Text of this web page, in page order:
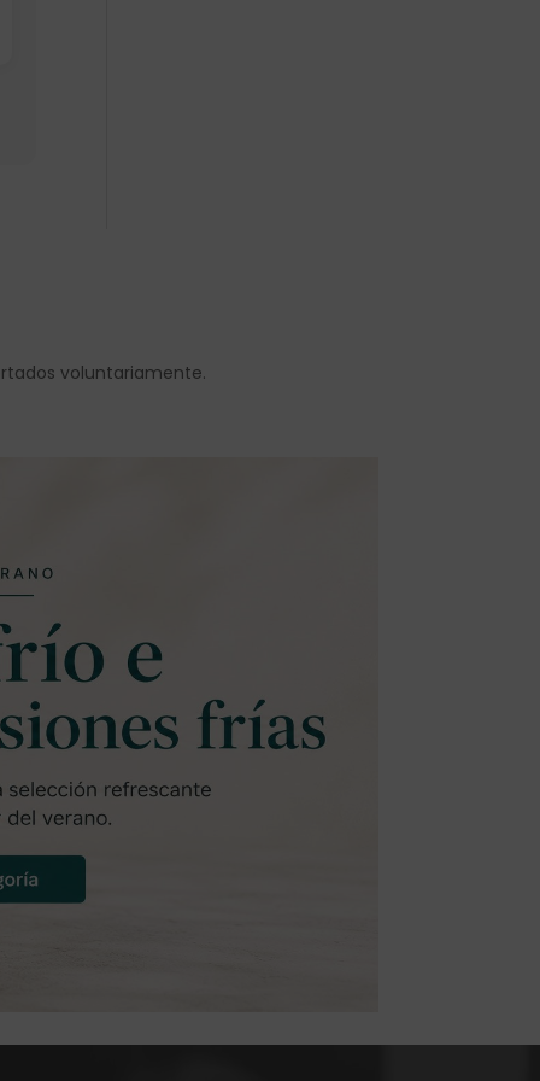
voluntariamente.